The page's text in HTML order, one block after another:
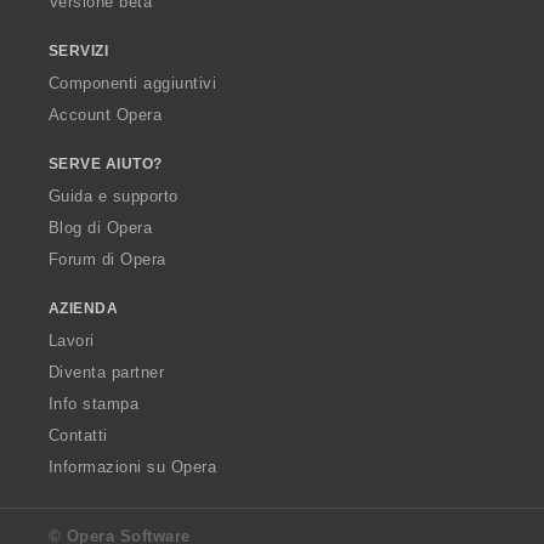
SERVIZI
Componenti aggiuntivi
Account Opera
SERVE AIUTO?
Guida e supporto
Blog di Opera
Forum di Opera
AZIENDA
Lavori
Diventa partner
Info stampa
Contatti
Informazioni su Opera
© Opera Software